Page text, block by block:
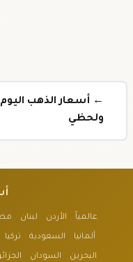
← أسعار الذهب
ولحظي
عالمياً الأردن لبنان
ألمانيا السعودية تركيا
البحرين السودان الجزائر